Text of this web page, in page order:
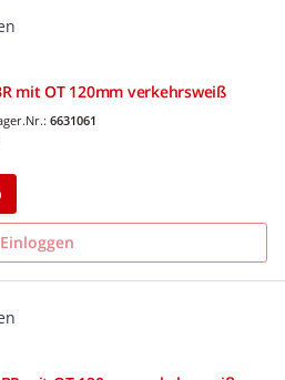
mit OT 120mm verkehrsweiß
6631061
Einloggen